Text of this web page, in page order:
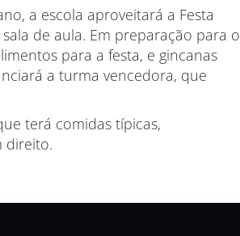
a escola aproveitará a Festa
de aula. Em preparação para o
para a festa, e gincanas
a turma vencedora, que
terá comidas típicas,
direito.